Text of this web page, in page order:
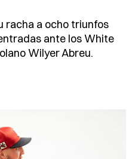
racha a ocho triunfos
ante los White
Wilyer Abreu.